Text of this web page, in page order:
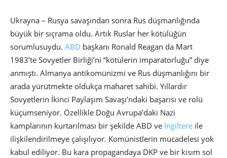
Ukrayna – Rusya savaşından sonra Rus düşmanlığında
büyük bir sıçrama oldu. Artık Ruslar her kötülüğün
sorumlusuydu. ABD başkanı Ronald Reagan da Mart
1983’te Sovyetler Birliği’ni “kötülerin imparatorluğu” diye
anmıştı. Almanya antikomünizmi ve Rus düşmanlığını bir
arada yürütmekte oldukça maharet sahibi. Yıllardır
Sovyetlerin İkinci Paylaşım Savaşı’ndaki başarısı ve rolü
küçümseniyor. Özellikle Doğu Avrupa’daki Nazi
kamplarının kurtarılması bir şekilde ABD ve İngiltere ile
ilişkilendirilmeye çalışılıyor. Komünistlerin mücadelesi yok
kabul ediliyor. Bu kara propagandaya DKP ve bir kısım sol